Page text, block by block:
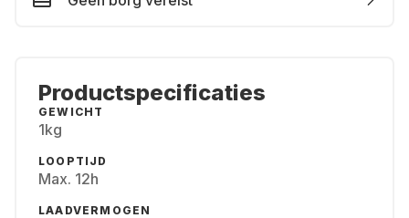
Productspecificaties
GEWICHT
1kg
LOOPTIJD
Max. 12h
LAADVERMOGEN